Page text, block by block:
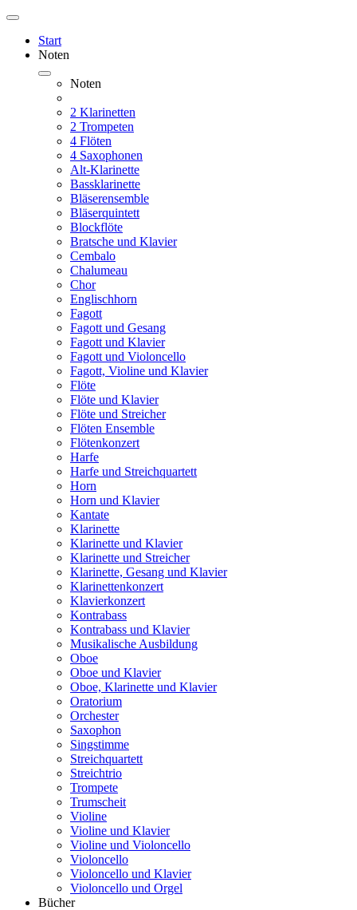
Start
Noten
Noten
2 Klarinetten
2 Trompeten
4 Flöten
4 Saxophonen
Alt-Klarinette
Bassklarinette
Bläserensemble
Bläserquintett
Blockflöte
Bratsche und Klavier
Cembalo
Chalumeau
Chor
Englischhorn
Fagott
Fagott und Gesang
Fagott und Klavier
Fagott und Violoncello
Fagott, Violine und Klavier
Flöte
Flöte und Klavier
Flöte und Streicher
Flöten Ensemble
Flötenkonzert
Harfe
Harfe und Streichquartett
Horn
Horn und Klavier
Kantate
Klarinette
Klarinette und Klavier
Klarinette und Streicher
Klarinette, Gesang und Klavier
Klarinettenkonzert
Klavierkonzert
Kontrabass
Kontrabass und Klavier
Musikalische Ausbildung
Oboe
Oboe und Klavier
Oboe, Klarinette und Klavier
Oratorium
Orchester
Saxophon
Singstimme
Streichquartett
Streichtrio
Trompete
Trumscheit
Violine
Violine und Klavier
Violine und Violoncello
Violoncello
Violoncello und Klavier
Violoncello und Orgel
Bücher